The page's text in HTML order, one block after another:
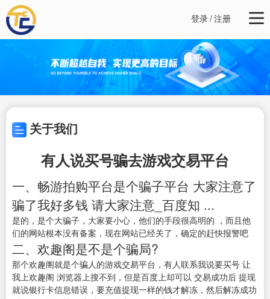
登录/注册
关于我们
有人说买号骗去游戏交易平台
一、畅游拍购平台是个骗子平台 大家注意了
骗了我好多钱 请大家注意_百度知 ...
是的，是个大骗子，大家要小心，他们的手段很高明的 ，而且他
们的网站根本没有备案，现在网站已经关了，确定的赶快报警吧
二、欢趣阁是不是个骗局?
那个欢趣阁就是个骗人的游戏交易平台，有人联系我说要买号 让
我上欢趣阁 浏览器上搜不到，但是百度上却可以 交易成功后 提现
就说银行卡信息错误，要充值提现一样的钱才解冻，然后解冻成功